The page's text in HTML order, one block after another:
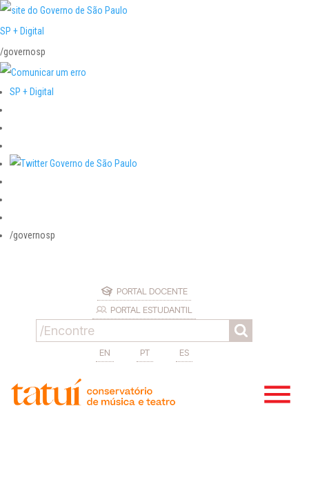
SP + Digital
/governosp
SP + Digital
/governosp
PORTAL DOCENTE
PORTAL ESTUDANTIL
EN PT ES